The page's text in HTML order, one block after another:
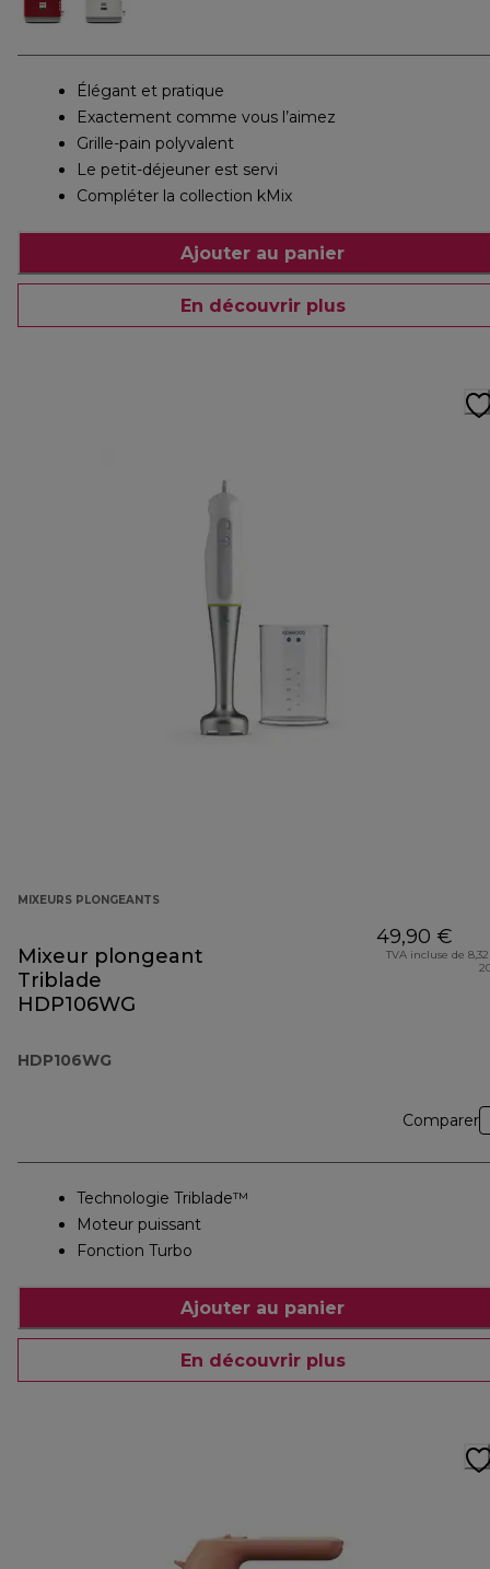
Élégant et pratique
Exactement comme vous l’aimez
Grille-pain polyvalent
Le petit-déjeuner est servi
Compléter la collection kMix
Ajouter au panier
En découvrir plus
MIXEURS PLONGEANTS
Mixeur plongeant
Triblade
HDP106WG
HDP106WG
49,90 €
TVA incluse de
Comparer
Technologie Triblade™
Moteur puissant
Fonction Turbo
Ajouter au panier
En découvrir plus